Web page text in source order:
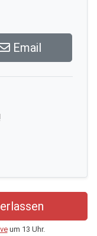
Email
um 13 Uhr.